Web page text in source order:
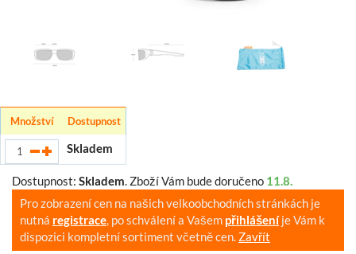
Množství Dostupnost
Skladem
Dostupnost: Skladem Zboží Vám bude doručeno 11.8.
Pro zobrazení cen na našich velkoobchodních stránkách je
nutná registrace , po schválení a Vašem přihlášeníje Vám k
dispozici kompletní sortiment včetně cen. Zavřít